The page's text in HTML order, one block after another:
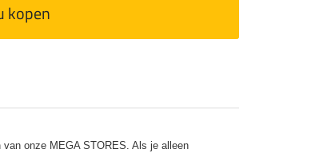
kopen
onze MEGA STORES. Als je alleen